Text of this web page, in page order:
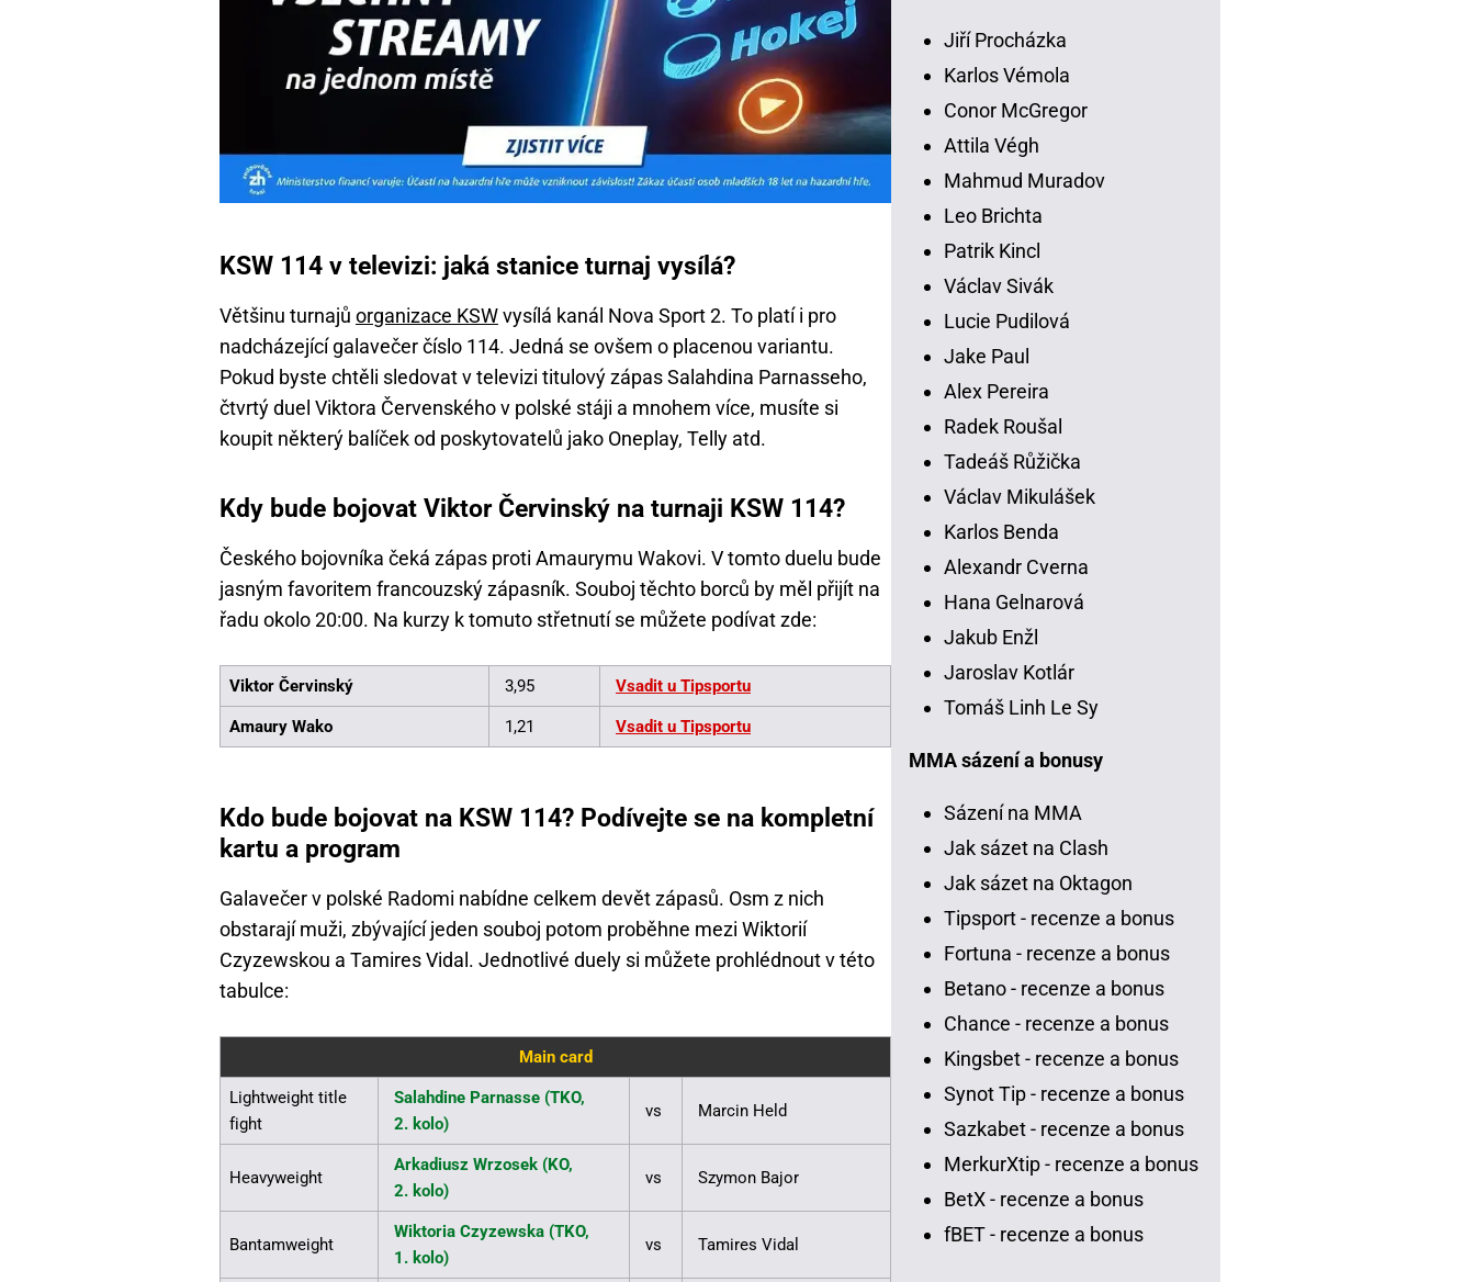
KSW 114 v televizi: jaká stanice turnaj vysílá?
Většinu turnajů organizace KSWvysílá kanál Nova Sport 2. To platí i pro
nadcházející galavečer číslo 114. Jedná se ovšem o placenou variantu.
Pokud byste chtěli sledovat v televizi titulový zápas Salahdina Parnasseho,
čtvrtý duel Viktora Červenského v polské stáji a mnohem více, musíte si
koupit některý balíček od poskytovatelů jako Oneplay, Telly atd.
Kdy bude bojovat Viktor Červinský na turnaji KSW 114?
Českého bojovníka čeká zápas proti Amaurymu Wakovi. V tomto duelu bude
jasným favoritem francouzský zápasník. Souboj těchto borců by měl přijít na
řadu okolo 20:00. Na kurzy k tomuto střetnutí se můžete podívat zde:
Viktor Červinský 3,95 Vsadit u Tipsportu
Amaury Wako 1,21 Vsadit u Tipsportu
Kdo bude bojovat na KSW 114? Podívejte se na kompletní
kartu a program
Galavečer v polské Radomi nabídne celkem devět zápasů. Osm z nich
obstarají muži, zbývající jeden souboj potom proběhne mezi Wiktorií
Czyzewskou a Tamires Vidal. Jednotlivé duely si můžete prohlédnout v této
tabulce:
Main card
Lightweight title
fight
Salahdine Parnasse (TKO,
2. kolo)
vs Marcin Held
Heavyweight
Arkadiusz Wrzosek (KO,
2. kolo)
vs Szymon Bajor
Bantamweight
Wiktoria Czyzewska (TKO,
1. kolo)
vs Tamires Vidal
Jiří Procházka
Karlos Vémola
Conor McGregor
Attila Végh
Mahmud Muradov
Leo Brichta
Patrik Kincl
Václav Sivák
Lucie Pudilová
Jake Paul
Alex Pereira
Radek Roušal
Tadeáš Růžička
Václav Mikulášek
Karlos Benda
Alexandr Cverna
Hana Gelnarová
Jakub Enžl
Jaroslav Kotlár
Tomáš Linh Le Sy
MMA sázení a bonusy
Sázení na MMA
Jak sázet na Clash
Jak sázet na Oktagon
Tipsport - recenze a bonus
Fortuna - recenze a bonus
Betano - recenze a bonus
Chance - recenze a bonus
Kingsbet - recenze a bonus
Synot Tip - recenze a bonus
Sazkabet - recenze a bonus
MerkurXtip - recenze a bonus
BetX - recenze a bonus
fBET - recenze a bonus